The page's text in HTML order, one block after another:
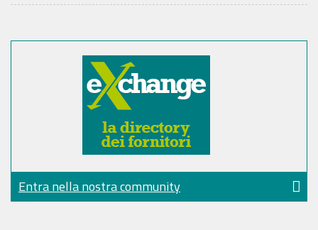
Entra nella nostra community